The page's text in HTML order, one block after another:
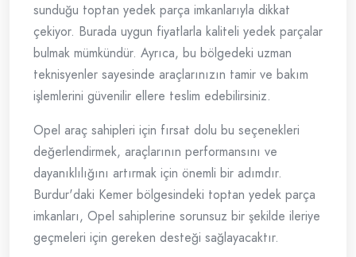
sunduğu toptan yedek parça imkanlarıyla dikkat
çekiyor. Burada uygun fiyatlarla kaliteli yedek parçalar
bulmak mümkündür. Ayrıca, bu bölgedeki uzman
teknisyenler sayesinde araçlarınızın tamir ve bakım
işlemlerini güvenilir ellere teslim edebilirsiniz.
Opel araç sahipleri için fırsat dolu bu seçenekleri
değerlendirmek, araçlarının performansını ve
dayanıklılığını artırmak için önemli bir adımdır.
Burdur'daki Kemer bölgesindeki toptan yedek parça
imkanları, Opel sahiplerine sorunsuz bir şekilde ileriye
geçmeleri için gereken desteği sağlayacaktır.